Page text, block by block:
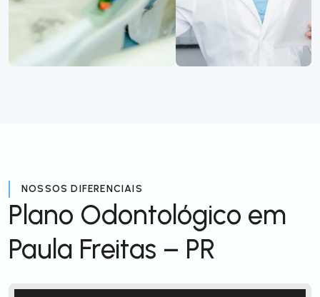
NOSSOS DIFERENCIAIS
Plano Odontológico em
Paula Freitas – PR